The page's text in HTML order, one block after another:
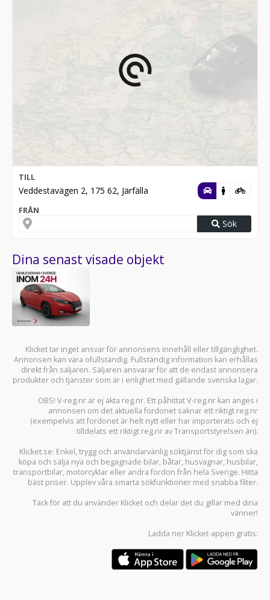
TILL
Veddestavägen 2, 175 62, Järfälla
FRÅN
Sök
Dina senast visade objekt
Klicket tar inget ansvar för annonsens innehåll eller tillgänglighet.
Annonsen kan vara ofullständig. Fullständig information kan erhållas
direkt från säljaren. Säljaren ansvarar för att de endast annonsera
produkter och tjänster som är i enlighet med gällande svenska lagar.
OBS! V-reg.nr är ej äkta reg.nr. Ett påhittat V-reg.nr kan anges i
annonsen om det aktuella fordonet saknar ett riktigt reg.nr
(exempelvis att fordonet är helt nytt eller har importerats och ej
tilldelats ett riktigt reg.nr av Transportstyrelsen än).
Klicket.se: Enkel, trygg och användarvänlig söktjänst för dig som ska
köpa och sälja nya och begagnade bilar, båtar, husvagnar, husbilar,
transportbilar, motorcyklar eller andra fordon från hela Sverige. Hitta
bäst priser. Upplev våra smarta sökfunktioner med snabba filter.
Tack för att du använder Klicket och delar det du gillar med dina
vänner!
Ladda ner Klicket-appen gratis: